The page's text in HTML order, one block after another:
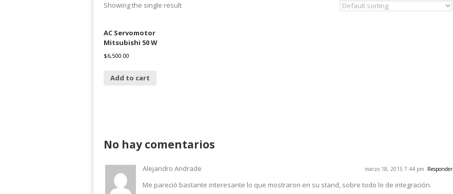
Showing the single result
AC Servomotor
Mitsubishi 50 W
$6,500.00
Add to cart
No hay comentarios
Alejandro Andrade marzo 18, 2015 7:44 pm Responder
Me pareció bastante interesante lo que mostraron en su stand, sobre todo lo de integración.